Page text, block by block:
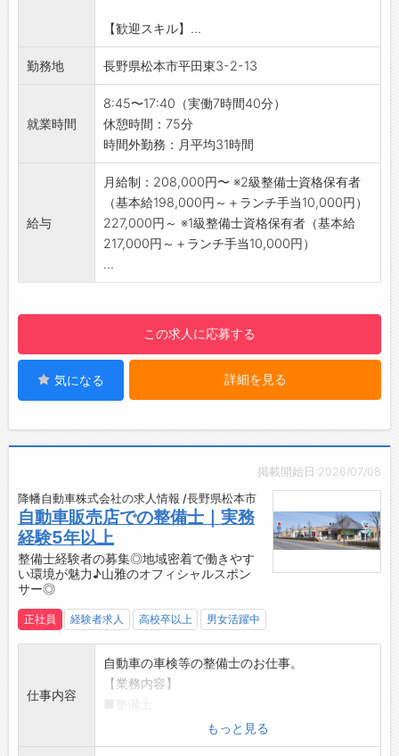
車、塵芥車など）の点検・整備
・走行距離や使用年数に応じた車検（1日3～4
台程度）、定期点検
・故障診断（テスター診断）
・故障車両の修理、部品交換
・エンジンやトランスミッションの交換、オー
バーホールなどの重整備
◎業務に慣れてきたら、修理業務をお任せしま
す！
【働きやすい環境♪】
ンに掲げ、労災・事故等を起こさない取り組み
に力を入れています！
・半年に1回、各拠点ごとに管理者との面談を実
施。日々の悩みやキャリアの相談がしやすく、
安心して働ける職場環境です。
・日野自動車グループによるメーカー研修・教
端技術を学べるチャンスあり！
・現場でのOJTに加え、社内勉強会や社内研修
も随時実施♪
【資格取得支援制度あり！】
が半額負担します。
・スキルアップを会社全体でバックアップする
体制です！
【おすすめポイント】
◆日野グループに準じた高待遇！
福利厚生を完備しています。
・資格手当や作業手当など各種手当が充実して
【歓迎スキル】...
勤務地 長野県松本市平田東3-2-13
就業時間
8:45〜17:40（実働7時間40分）
休憩時間：75分
時間外勤務：月平均31時間
給与
月給制：208,000円〜 ※2級整備士資格保有者
（基本給198,000円～＋ランチ手当10,000円）
227,000円～ ※1級整備士資格保有者（基本給
217,000円～＋ランチ手当10,000円）
...
この求人に応募する
気になる 詳細を見る
掲載開始日:2026/07/08
降幡自動車株式会社の求人情報 /長野県松本市
自動車販売店での整備士｜実務
経験5年以上
整備士経験者の募集◎地域密着で働きやす
い環境が魅力♪山雅のオフィシャルスポン
サー◎
正社員 経験者求人 高校卒以上 男女活躍中
仕事内容
自動車の車検等の整備士のお仕事。
【業務内容】
・一般整備（メンテナンス、修理、部品交換、
もっと見る